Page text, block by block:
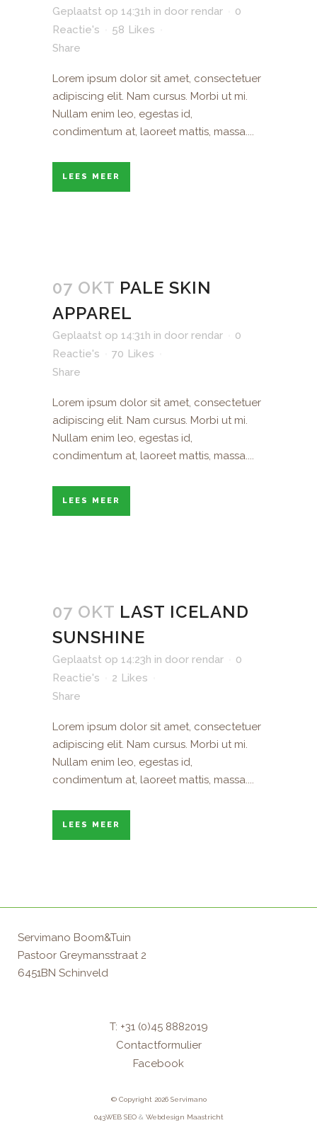
Geplaatst op 14:31h in door rendar
0
Reactie's
58 Likes
Share
Lorem ipsum dolor sit amet, consectetuer
adipiscing elit. Nam cursus. Morbi ut mi.
Nullam enim leo, egestas id,
condimentum at, laoreet mattis, massa....
LEES MEER
07 OKT PALE SKIN
APPAREL
Geplaatst op 14:31h in door rendar
0
Reactie's
70 Likes
Share
Lorem ipsum dolor sit amet, consectetuer
adipiscing elit. Nam cursus. Morbi ut mi.
Nullam enim leo, egestas id,
condimentum at, laoreet mattis, massa....
LEES MEER
07 OKT LAST ICELAND
SUNSHINE
Geplaatst op 14:23h in door rendar
0
Reactie's
2 Likes
Share
Lorem ipsum dolor sit amet, consectetuer
adipiscing elit. Nam cursus. Morbi ut mi.
Nullam enim leo, egestas id,
condimentum at, laoreet mattis, massa....
LEES MEER
Servimano Boom&Tuin
Pastoor Greymansstraat 2
6451BN Schinveld
T: +31 (0)45 8882019
Contactformulier
Facebook
© Copyright 2026 Servimano
043WEB SEO& Webdesign Maastricht